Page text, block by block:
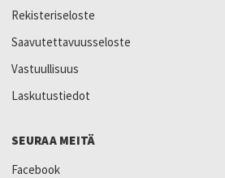
Rekisteriseloste
Saavutettavuusseloste
Vastuullisuus
Laskutustiedot
SEURAA MEITÄ
Facebook